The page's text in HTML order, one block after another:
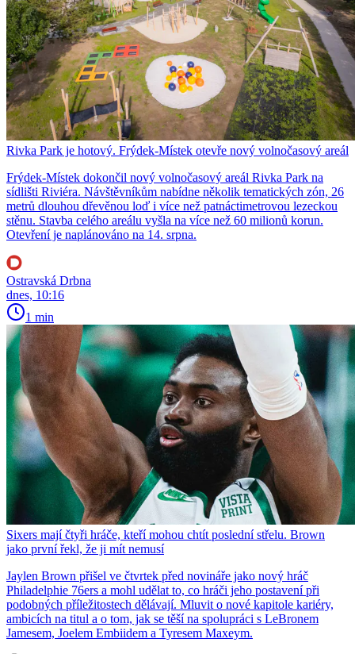
Rivka Park je hotový. Frýdek-Místek otevře nový volnočasový areál
Frýdek-Místek dokončil nový volnočasový areál Rivka Park na
sídlišti Riviéra. Návštěvníkům nabídne několik tematických zón, 26
metrů dlouhou dřevěnou loď i více než patnáctimetrovou lezeckou
stěnu. Stavba celého areálu vyšla na více než 60 milionů korun.
Otevření je naplánováno na 14. srpna.
Ostravská Drbna
dnes, 10:16
1 min
Sixers mají čtyři hráče, kteří mohou chtít poslední střelu. Brown
jako první řekl, že ji mít nemusí
Jaylen Brown přišel ve čtvrtek před novináře jako nový hráč
Philadelphie 76ers a mohl udělat to, co hráči jeho postavení při
podobných příležitostech dělávají. Mluvit o nové kapitole kariéry,
ambicích na titul a o tom, jak se těší na spolupráci s LeBronem
Jamesem, Joelem Embiidem a Tyresem Maxeym.